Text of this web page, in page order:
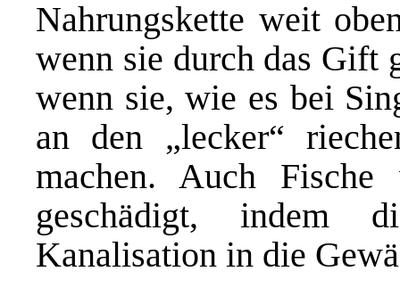
Nahrungskette weit
wenn sie durch das Gift
wenn sie, wie es bei
an den „lecker“
machen. Auch
geschädigt, indem
Kanalisation in die